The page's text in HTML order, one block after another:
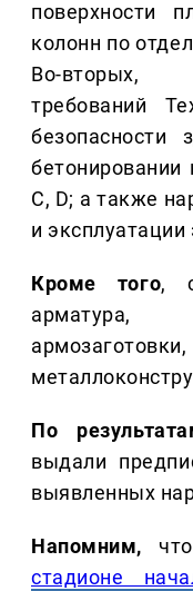
поверхности
колонн по
Во-вторых,
требований
безопасности
бетонировании
С, D; а также
и эксплуатации
Кроме того,
арматура,
По
выдали
выявленных
Напомним,
стадионе